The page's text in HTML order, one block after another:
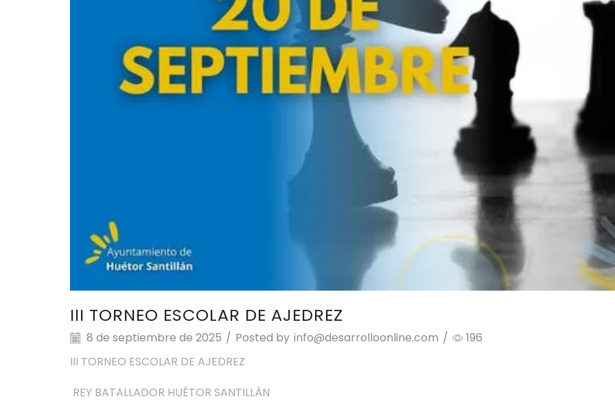
III TORNEO ESCOLAR DE AJEDREZ
8 de septiembre de 2025 / Posted by info@desarrolloonline.com /
196
III TORNEO ESCOLAR DE AJEDREZ
REY BATALLADOR HUÉTOR SANTILLÁN